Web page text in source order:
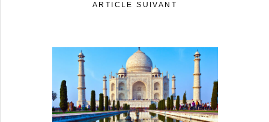
ARTICLE SUIVANT